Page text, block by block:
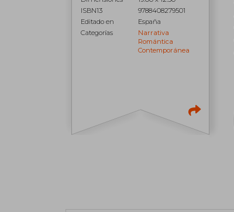
ISBN13
9788408279501
Editado en
España
Categorías
Narrativa
Romántica
Contemporánea